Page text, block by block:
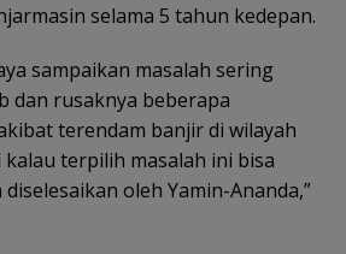
selama 5 tahun kedepan.
sampaikan masalah sering
dan rusaknya beberapa
terendam banjir di wilayah
kalau terpilih masalah ini bisa
oleh Yamin-Ananda,”